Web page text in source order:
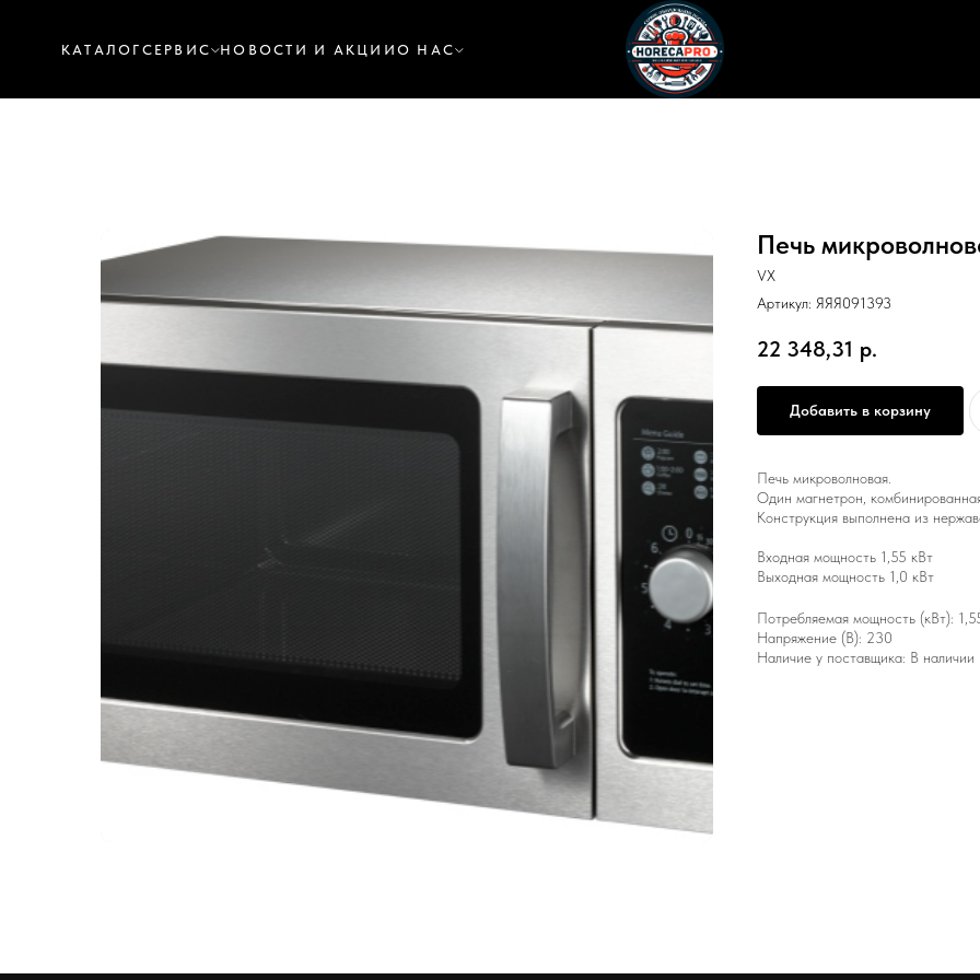
КАТАЛОГСЕРВИС НОВОСТИ И АКЦИИ О НАС
Печь
VX
Артикул: ЯЯЯ091393
22 348,31 р.
Добавить в корзину
Печь микроволновая.
Один магнетрон,
Конструкция выполнена из
Входная мощность 1,55 кВт
Выходная мощность 1,0 кВт
Потребляемая мощность (кВт):
Напряжение (В): 230
Наличие у поставщика: В наличии